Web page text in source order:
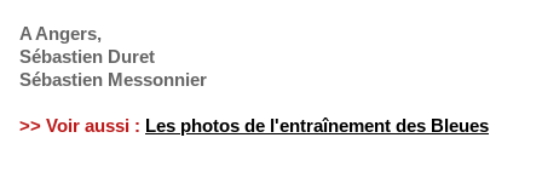
A Angers,
Sébastien Duret
Sébastien Messonnier
>> Voir aussi : Les photos de l'entraînement des Bleues